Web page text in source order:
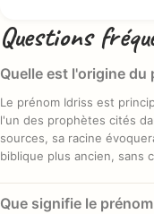
Questions
Quelle est l'origine du
Le prénom Idriss est
l'un des prophètes cités
sources, sa racine
biblique plus ancien, sans
Que signifie le